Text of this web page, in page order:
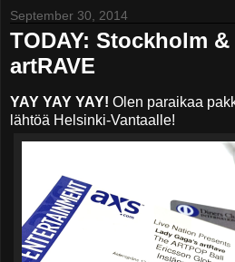
September 30, 2014
TODAY: Stockholm
artRAVE
YAY YAY YAY! Olen paraikaa
lähtöä Helsinki-Vantaalle!